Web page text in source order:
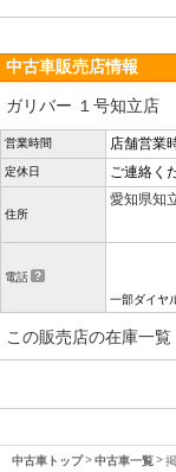
中古車販売店情報
ガリバー １号知立店
営業時間 店舗営業
定休日 ご連絡く
住所
愛知県知
電話
一部ダイヤ
この販売店の在庫一覧
中古車トップ 中古車一覧